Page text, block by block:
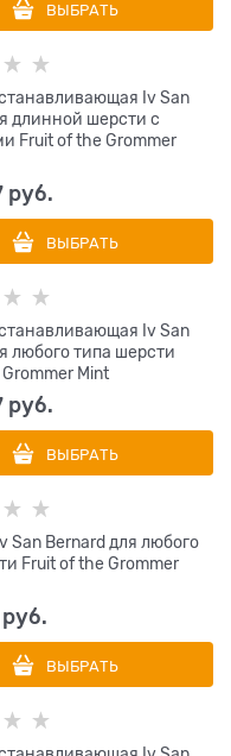
ВЫБРАТЬ
Iv San
длинной шерсти с
Fruit of the Grommer
руб.
ВЫБРАТЬ
Iv San
любого типа шерсти
Mint
руб.
ВЫБРАТЬ
San Bernard для любого
Fruit of the Grommer
руб.
ВЫБРАТЬ